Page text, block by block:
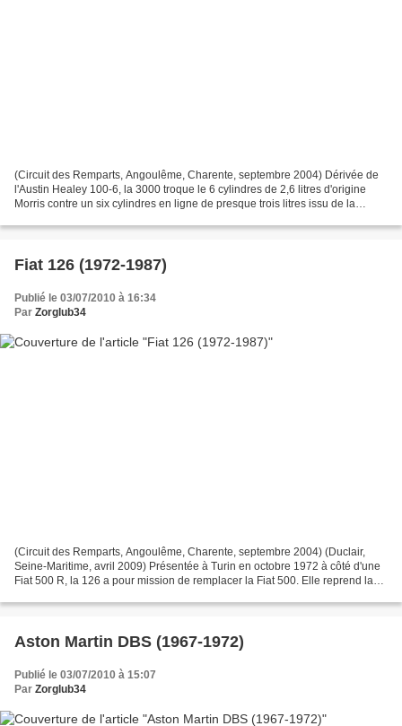
(Circuit des Remparts, Angoulême, Charente, septembre 2004) Dérivée de
l'Austin Healey 100-6, la 3000 troque le 6 cylindres de 2,6 litres d'origine
Morris contre un six cylindres en ligne de presque trois litres issu de la
Fiat 126 (1972-1987)
Publié le 03/07/2010 à 16:34
Par Zorglub34
(Circuit des Remparts, Angoulême, Charente, septembre 2004) (Duclair,
Seine-Maritime, avril 2009) Présentée à Turin en octobre 1972 à côté d'une
Fiat 500 R, la 126 a pour mission de remplacer la Fiat 500. Elle reprend la
Aston Martin DBS (1967-1972)
Publié le 03/07/2010 à 15:07
Par Zorglub34